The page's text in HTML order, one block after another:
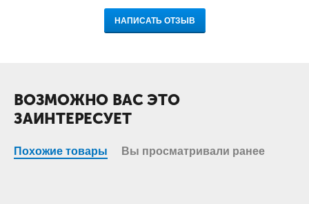
НАПИСАТЬ ОТЗЫВ
ВОЗМОЖНО ВАС ЭТО
ЗАИНТЕРЕСУЕТ
Похожие товары Вы просматривали ранее